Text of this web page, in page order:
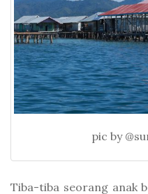
pic by
Tiba-tiba seorang anak